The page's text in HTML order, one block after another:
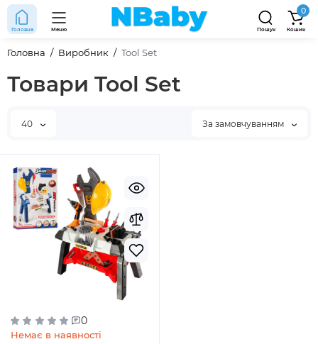
Головна Меню Пошук
0
Кошик
Головна Виробник Tool Set
Товари Tool Set
40 За замовчуванням
0
Немає в наявності